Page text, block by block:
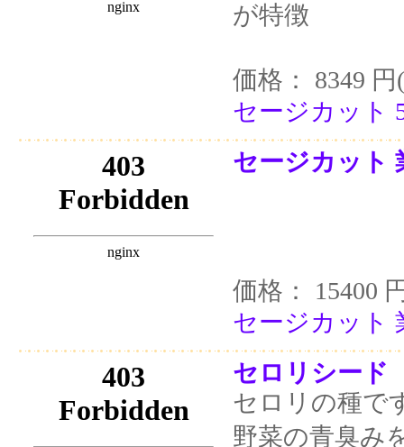
が特徴
価格： 8349
セージカット
セージカット
価格： 15400
セージカット
セロリシード
セロリの種で
野菜の青臭み